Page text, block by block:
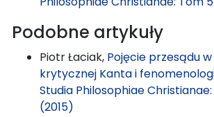
Podobne artykuły
Piotr Łaciak, Pojęcie przesądu
krytycznej Kanta i
Studia Philosophiae Christianae:
(2015)